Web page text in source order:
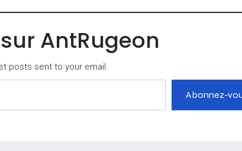
usine…
AntRugeon
posts sent to your email.
Abonnez-